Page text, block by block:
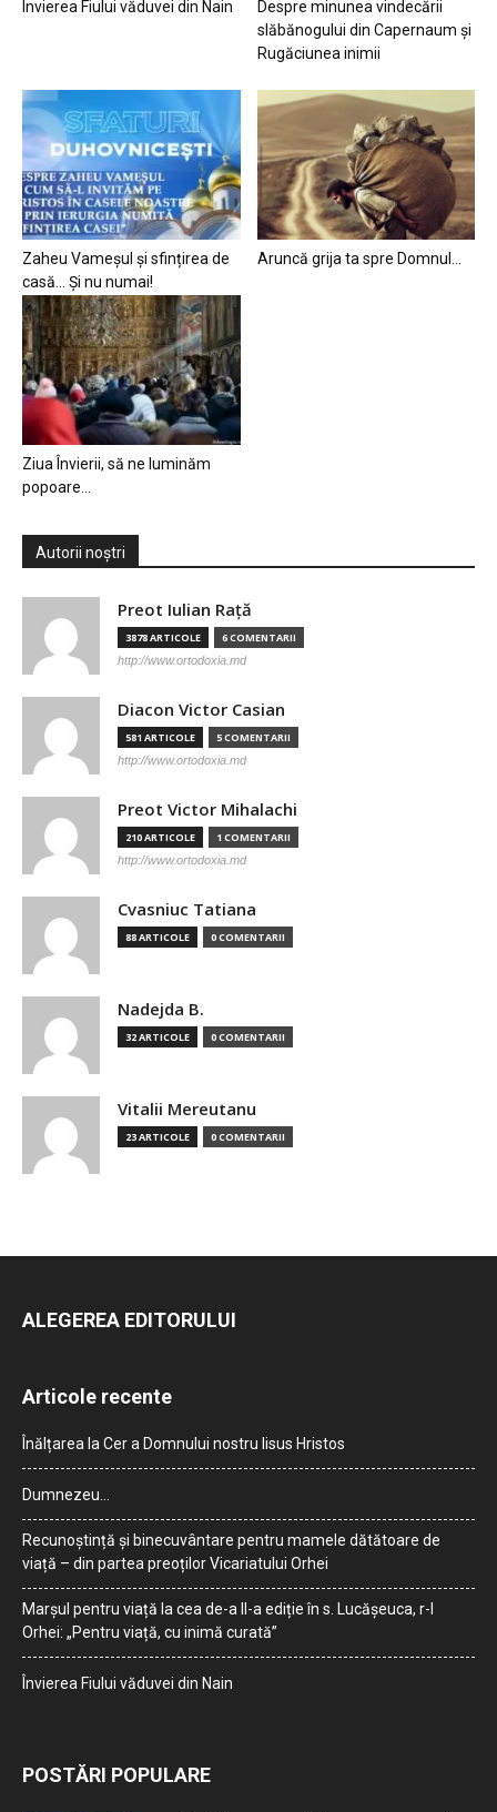
Învierea Fiului văduvei din Nain
Despre minunea vindecării
slăbănogului din Capernaum și
Rugăciunea inimii
Zaheu Vameșul și sfințirea de
casă… Și nu numai!
Aruncă grija ta spre Domnul…
Ziua Învierii, să ne luminăm
popoare…
Autorii noștri
Preot Iulian Raţă
3878 ARTICOLE 6 COMENTARII
http://www.ortodoxia.md
Diacon Victor Casian
581 ARTICOLE 5 COMENTARII
http://www.ortodoxia.md
Preot Victor Mihalachi
210 ARTICOLE 1 COMENTARII
http://www.ortodoxia.md
Cvasniuc Tatiana
88 ARTICOLE 0 COMENTARII
Nadejda B.
32 ARTICOLE 0 COMENTARII
Vitalii Mereutanu
23 ARTICOLE 0 COMENTARII
ALEGEREA EDITORULUI
Articole recente
Înălțarea la Cer a Domnului nostru Iisus Hristos
Dumnezeu…
Recunoștință și binecuvântare pentru mamele dătătoare de
viață – din partea preoților Vicariatului Orhei
Marșul pentru viață la cea de-a II-a ediție în s. Lucășeuca, r-l
Orhei: „Pentru viață, cu inimă curată”
Învierea Fiului văduvei din Nain
POSTĂRI POPULARE